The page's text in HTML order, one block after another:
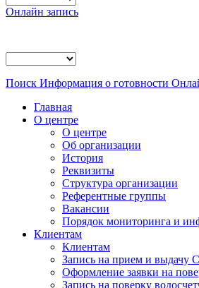
Онлайн запись
Поиск Информация о готовности
Главная
О центре
О центре
Об организации
История
Реквизиты
Структура организации
Референтные группы
Вакансии
Порядок мониторинга и
Клиентам
Клиентам
Запись на прием и выдачу
Оформление заявки на
Запись на поверку